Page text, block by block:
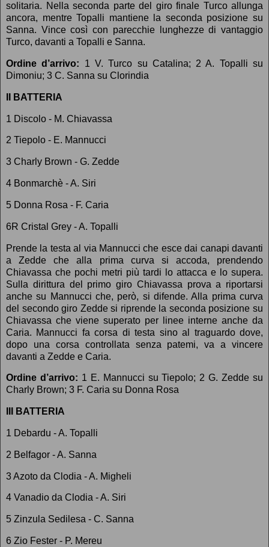
solitaria. Nella seconda parte del giro finale Turco allunga
ancora, mentre Topalli mantiene la seconda posizione su
Sanna. Vince così con parecchie lunghezze di vantaggio
Turco, davanti a Topalli e Sanna.
Ordine d’arrivo: 1 V. Turco su Catalina; 2 A. Topalli su
Dimoniu; 3 C. Sanna su Clorindia
II BATTERIA
1 Discolo - M. Chiavassa
2 Tiepolo - E. Mannucci
3 Charly Brown - G. Zedde
4 Bonmarchè - A. Siri
5 Donna Rosa - F. Caria
6R Cristal Grey - A. Topalli
Prende la testa al via Mannucci che esce dai canapi davanti
a Zedde che alla prima curva si accoda, prendendo
Chiavassa che pochi metri più tardi lo attacca e lo supera.
Sulla dirittura del primo giro Chiavassa prova a riportarsi
anche su Mannucci che, però, si difende. Alla prima curva
del secondo giro Zedde si riprende la seconda posizione su
Chiavassa che viene superato per linee interne anche da
Caria. Mannucci fa corsa di testa sino al traguardo dove,
dopo una corsa controllata senza patemi, va a vincere
davanti a Zedde e Caria.
Ordine d’arrivo: 1 E. Mannucci su Tiepolo; 2 G. Zedde su
Charly Brown; 3 F. Caria su Donna Rosa
III BATTERIA
1 Debardu - A. Topalli
2 Belfagor - A. Sanna
3 Azoto da Clodia - A. Migheli
4 Vanadio da Clodia - A. Siri
5 Zinzula Sedilesa - C. Sanna
6 Zio Fester - P. Mereu